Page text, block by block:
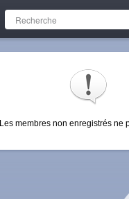
Les membres non enregistrés ne